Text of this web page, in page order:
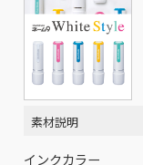
素材説明
インクカラー